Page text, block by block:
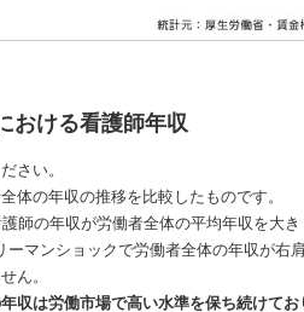
おける看護師年収
さい。
体の年収の推移を比較したものです。
師の年収が労働者全体の平均年収を大き
ーマンショックで労働者全体の年収が右
ん。
収は労働市場で高い水準を保ち続けて